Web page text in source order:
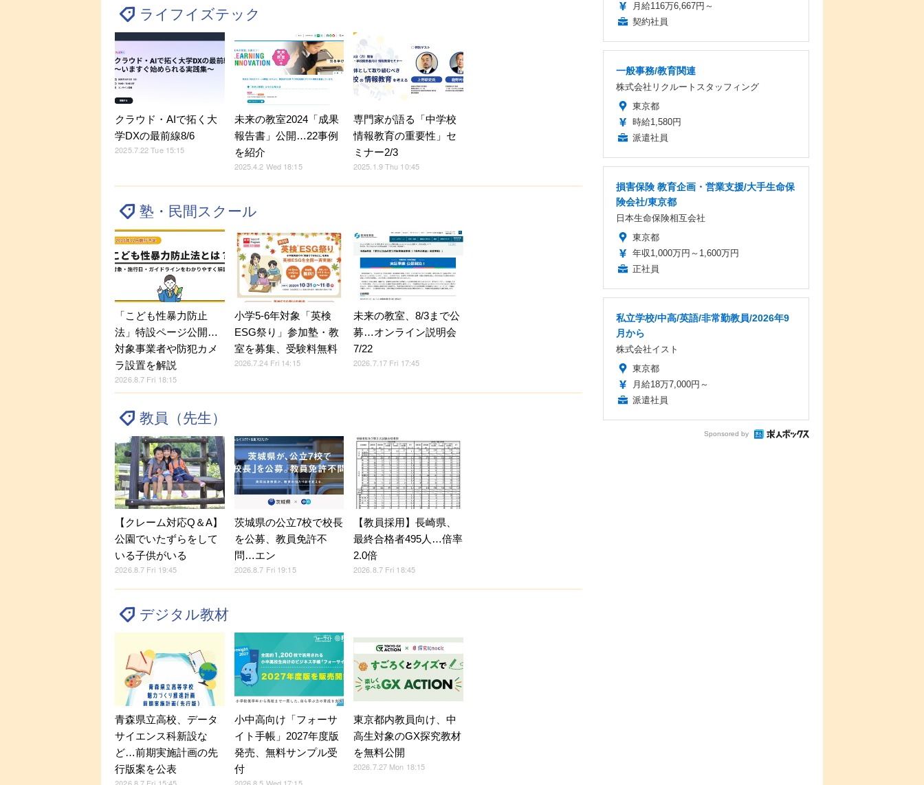
ライフイズテック
クラウド・AIで拓く大
学DXの最前線8/6
2025.7.22 Tue 15:15
未来の教室2024「成果
報告書」公開…22事例
を紹介
2025.4.2 Wed 18:15
専門家が語る「中学校
情報教育の重要性」セ
ミナー2/3
2025.1.9 Thu 10:45
塾・民間スクール
「こども性暴力防止
法」特設ページ公開…
対象事業者や防犯カメ
ラ設置を解説
2026.8.7 Fri 18:15
小学5-6年対象「英検
ESG祭り」参加塾・教
室を募集、受験料無料
2026.7.24 Fri 14:15
未来の教室、8/3まで公
募…オンライン説明会
7/22
2026.7.17 Fri 17:45
教員（先生）
【クレーム対応Q＆A】
公園でいたずらをして
いる子供がいる
2026.8.7 Fri 19:45
茨城県の公立7校で校長
を公募、教員免許不
問…エン
2026.8.7 Fri 19:15
【教員採用】長崎県、
最終合格者495人…倍率
2.0倍
2026.8.7 Fri 18:45
デジタル教材
青森県立高校、データ
サイエンス科新設な
ど…前期実施計画の先
行版案を公表
小中高向け「フォーサ
イト手帳」2027年度版
発売、無料サンプル受
付
2026.8.5 Wed 17:15
東京都内教員向け、中
高生対象のGX探究教材
を無料公開
2026.7.27 Mon 18:15
月給116万6,667円～
契約社員
一般事務/教育関連
株式会社リクルートスタッフィング
東京都
時給1,580円
派遣社員
損害保険 教育企画・営業支援/大手生命保
険会社/東京都
日本生命保険相互会社
東京都
年収1,000万円～1,600万円
正社員
私立学校/中高/英語/非常勤教員/2026年9
月から
株式会社イスト
東京都
月給18万7,000円～
派遣社員
Sponsored by